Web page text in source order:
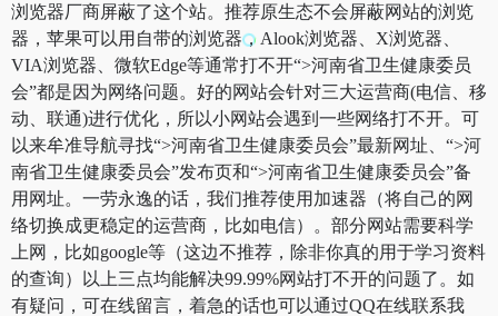
浏览器厂商屏蔽了这个站。推荐原生态不会屏蔽网站的浏览
器，苹果可以用自带的浏览器，Alook浏览器、X浏览器、
VIA浏览器、微软Edge等通常打不开“>河南省卫生健康委员
会”都是因为网络问题。好的网站会针对三大运营商(电信、移
动、联通)进行优化，所以小网站会遇到一些网络打不开。可
以来牟准导航寻找“>河南省卫生健康委员会”最新网址、“>河
南省卫生健康委员会”发布页和“>河南省卫生健康委员会”备
用网址。一劳永逸的话，我们推荐使用加速器（将自己的网
络切换成更稳定的运营商，比如电信）。部分网站需要科学
上网，比如google等（这边不推荐，除非你真的用于学习资料
的查询）以上三点均能解决99.99%网站打不开的问题了。如
有疑问，可在线留言，着急的话也可以通过QQ在线联系我